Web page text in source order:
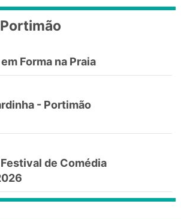
Forma na Praia
- Portimão
de Comédia